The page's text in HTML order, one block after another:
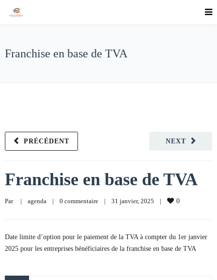
Franchise en base de TVA
NEXT
PRÉCÉDENT
Franchise en base de TVA
Par | agenda | 0 commentaire | 31 janvier, 2025 | 0
Date limite d’option pour le paiement de la TVA à compter du 1er janvier
2025 pour les entreprises bénéficiaires de la franchise en base de TVA